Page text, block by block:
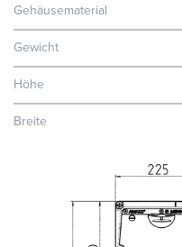
Gehäusematerial
Gewicht
Höhe
Breite